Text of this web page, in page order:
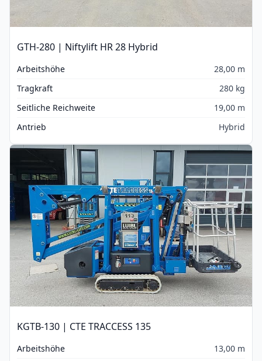
GTH-280 | Niftylift HR 28 Hybrid
Arbeitshöhe
28,00 m
Tragkraft
280 kg
Seitliche Reichweite
19,00 m
Antrieb
Hybrid
KGTB-130 | CTE TRACCESS 135
Arbeitshöhe
13,00 m